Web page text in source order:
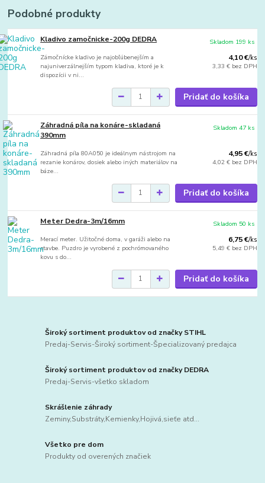
Podobné produkty
Kladivo zamočnicke-200g DEDRA
Zámočnícke kladivo je najobľúbenejším a
najuniverzálnejším typom kladiva, ktoré je k
dispozícii v ni...
4,10 €/ks
3,33 € bez DPH
Skladom 199 ks
Pridať do košíka
Záhradná píla na konáre-skladaná
390mm
Záhradná píla 80A050 je ideálnym nástrojom na
rezanie konárov, dosiek alebo iných materiálov na
báze...
4,95 €/ks
4,02 € bez DPH
Skladom 47 ks
Pridať do košíka
Meter Dedra-3m/16mm
Merací meter. Užitočné doma, v garáži alebo na
stavbe. Puzdro je vyrobené z pochrómovaného
kovu s do...
6,75 €/ks
5,49 € bez DPH
Skladom 50 ks
Pridať do košíka
Široký sortiment produktov od značky STIHL
Predaj-Servis-Široký sortiment-Špecializovaný predajca
Široký sortiment produktov od značky DEDRA
Predaj-Servis-všetko skladom
Skrášlenie záhrady
Zeminy,Substráty,Kemienky,Hojivá,sieťe atd...
Všetko pre dom
Produkty od overených značiek